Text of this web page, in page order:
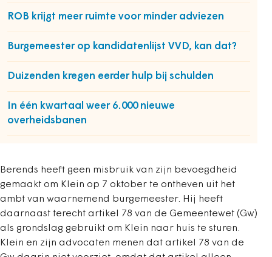
ROB krijgt meer ruimte voor minder adviezen
Burgemeester op kandidatenlijst VVD, kan dat?
Duizenden kregen eerder hulp bij schulden
In één kwartaal weer 6.000 nieuwe
overheidsbanen
Berends heeft geen misbruik van zijn bevoegdheid
gemaakt om Klein op 7 oktober te ontheven uit het
ambt van waarnemend burgemeester. Hij heeft
daarnaast terecht artikel 78 van de Gemeentewet (Gw)
als grondslag gebruikt om Klein naar huis te sturen.
Klein en zijn advocaten menen dat artikel 78 van de